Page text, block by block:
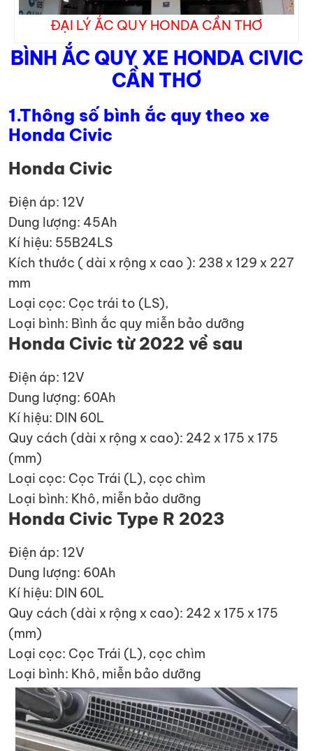
ĐẠI LÝ ẮC QUY HONDA CẦN THƠ
BÌNH ẮC QUY XE HONDA CIVIC
CẦN THƠ
1.Thông số bình ắc quy theo xe
Honda Civic
Honda Civic
Điện áp: 12V
Dung lượng: 45Ah
Kí hiệu: 55B24LS
Kích thước ( dài x rộng x cao ): 238 x 129 x 227
mm
Loại cọc: Cọc trái to (LS),
Loại bình: Bình ắc quy miễn bảo dưỡng
Honda Civic từ 2022 về sau
Điện áp: 12V
Dung lượng: 60Ah
Kí hiệu: DIN 60L
Quy cách (dài x rộng x cao): 242 x 175 x 175
(mm)
Loại cọc: Cọc Trái (L), cọc chìm
Loại bình: Khô, miễn bảo dưỡng
Honda Civic Type R 2023
Điện áp: 12V
Dung lượng: 60Ah
Kí hiệu: DIN 60L
Quy cách (dài x rộng x cao): 242 x 175 x 175
(mm)
Loại cọc: Cọc Trái (L), cọc chìm
Loại bình: Khô, miễn bảo dưỡng